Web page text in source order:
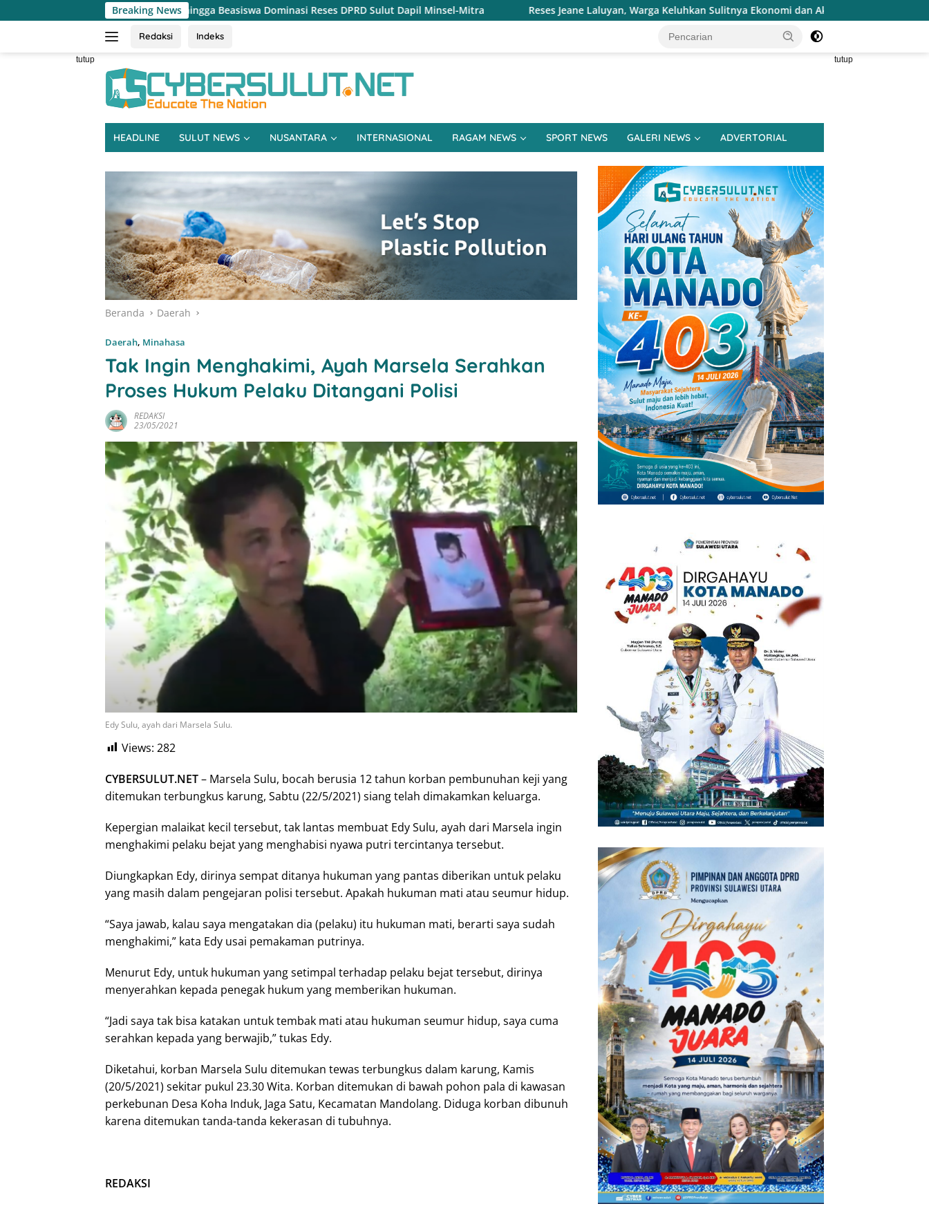
ke
Breaking News
hingga Beasiswa Dominasi Reses DPRD Sulut Dapil Minsel-Mitra Reses Jeane Laluyan, Warga Keluhkan Sulitnya Ekonomi dan Akses Pasar UMKM Terapkan Reses
Redaksi Indeks
tutup tutup
HEADLINE SULUT NEWS NUSANTARA INTERNASIONAL RAGAM NEWS SPORT NEWS GALERI NEWS ADVERTORIAL
Beranda Daerah
Daerah, Minahasa
Tak Ingin Menghakimi, Ayah Marsela Serahkan
Proses Hukum Pelaku Ditangani Polisi
REDAKSI
23/05/2021
Edy Sulu, ayah dari Marsela Sulu.
Views: 282
CYBERSULUT.NET– Marsela Sulu, bocah berusia 12 tahun korban pembunuhan keji yang
ditemukan terbungkus karung, Sabtu (22/5/2021) siang telah dimakamkan keluarga.
Kepergian malaikat kecil tersebut, tak lantas membuat Edy Sulu, ayah dari Marsela ingin
menghakimi pelaku bejat yang menghabisi nyawa putri tercintanya tersebut.
Diungkapkan Edy, dirinya sempat ditanya hukuman yang pantas diberikan untuk pelaku
yang masih dalam pengejaran polisi tersebut. Apakah hukuman mati atau seumur hidup.
“Saya jawab, kalau saya mengatakan dia (pelaku) itu hukuman mati, berarti saya sudah
menghakimi,” kata Edy usai pemakaman putrinya.
Menurut Edy, untuk hukuman yang setimpal terhadap pelaku bejat tersebut, dirinya
menyerahkan kepada penegak hukum yang memberikan hukuman.
“Jadi saya tak bisa katakan untuk tembak mati atau hukuman seumur hidup, saya cuma
serahkan kepada yang berwajib,” tukas Edy.
Diketahui, korban Marsela Sulu ditemukan tewas terbungkus dalam karung, Kamis
(20/5/2021) sekitar pukul 23.30 Wita. Korban ditemukan di bawah pohon pala di kawasan
perkebunan Desa Koha Induk, Jaga Satu, Kecamatan Mandolang. Diduga korban dibunuh
karena ditemukan tanda-tanda kekerasan di tubuhnya.
REDAKSI